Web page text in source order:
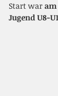
Start war am
Jugend U8-